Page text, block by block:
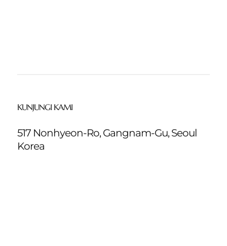
KUNJUNGI KAMI
517 Nonhyeon-Ro, Gangnam-Gu, Seoul
Korea